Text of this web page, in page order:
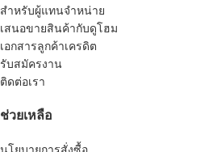
สำหรับผู้แทนจำหน่าย
เสนอขายสินค้ากับดูโฮม
เอกสารลูกค้าเครดิต
รับสมัครงาน
ติดต่อเรา
ช่วยเหลือ
นโยบายการสั่งซื้อ